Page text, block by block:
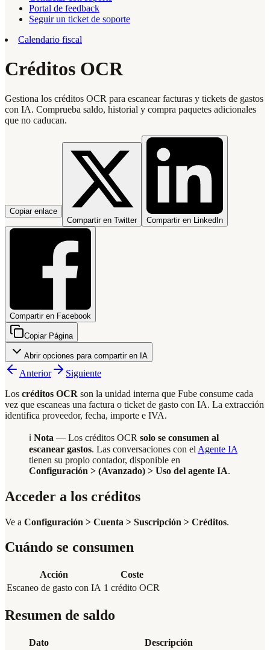
Portal de feedback
Seguir un ticket de soporte
Calendario fiscal
Créditos OCR
Gestiona los créditos OCR para escanear facturas y tickets de gastos
con IA. Comprueba saldo, historial y compra paquetes adicionales
que no caducan.
Copiar enlace
Compartir en Twitter
Compartir en LinkedIn
Compartir en Facebook
Copiar Página
Abrir opciones para compartir en IA
Anterior
Siguiente
Los créditos OCR son la unidad interna que Fube consume cada
vez que escaneas una factura o ticket de gasto con IA. La extracción
identifica proveedor, fecha, importe e IVA.
ℹ️ Nota — Los créditos OCR solo se consumen al
escanear gastos. Las conversaciones con el Agente IA
tienen su propio contador, disponible en
Configuración > (Avanzado) > Uso del agente IA.
Acceder a los créditos
Ve a Configuración > Cuenta > Suscripción > Créditos.
Cuándo se consumen
Acción
Coste
Escaneo de gasto con IA 1 crédito OCR
Resumen de saldo
Dato
Descripción